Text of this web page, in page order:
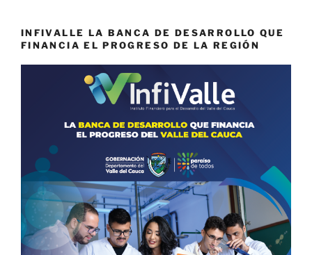
INFIVALLE LA BANCA DE DESARROLLO QUE
FINANCIA EL PROGRESO DE LA REGIÓN